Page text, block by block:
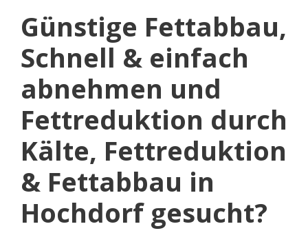
Günstige Fettabbau,
Schnell & einfach
abnehmen und
Fettreduktion durch
Kälte, Fettreduktion
& Fettabbau in
Hochdorf gesucht?